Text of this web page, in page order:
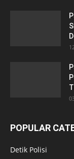
POPULAR
Detik Polisi